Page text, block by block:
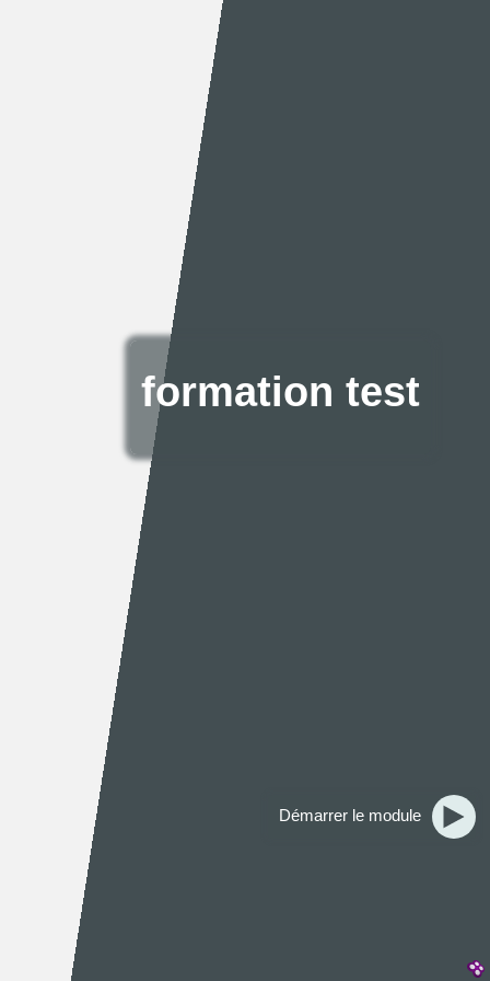
formation test
Démarrer le module